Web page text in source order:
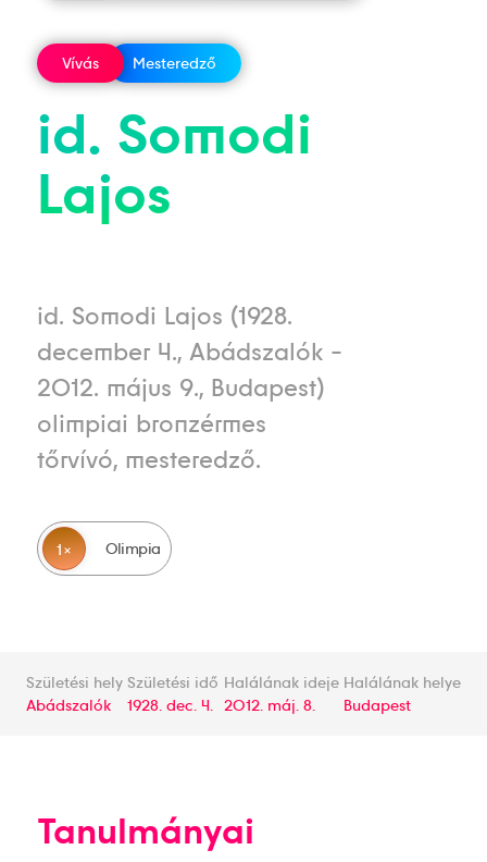
Vívás Mesteredző
id. Somodi
Lajos
id. Somodi Lajos (1928.
december 4., Abádszalók -
2012. május 9., Budapest)
olimpiai bronzérmes
tőrvívó, mesteredző.
1 Olimpia
Születési hely
Abádszalók
Születési idő
1928. dec. 4.
Halálának ideje
2012. máj. 8.
Halálának helye
Budapest
Tanulmányai